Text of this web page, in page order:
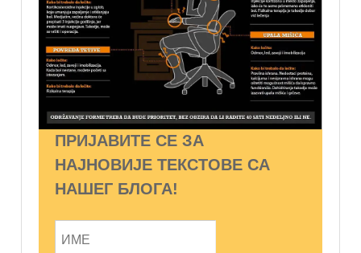
ПРИЈАВИТЕ СЕ ЗА
НАЈНОВИЈЕ ТЕКСТОВЕ СА
НАШЕГ БЛОГА!